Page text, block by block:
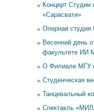
Концерт Студии
«Сарасвати»
Оперная студия
Весенний день
факультете ИИ
О Филиале МГУ
Студенческая
Танцевальный
Спектакль